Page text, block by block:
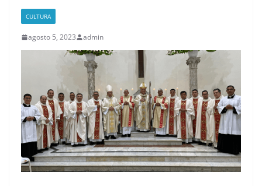
CULTURA
agosto 5, 2023 admin